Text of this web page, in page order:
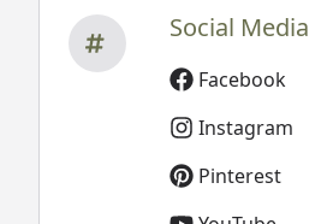
Social Media
Facebook
Instagram
Pinterest